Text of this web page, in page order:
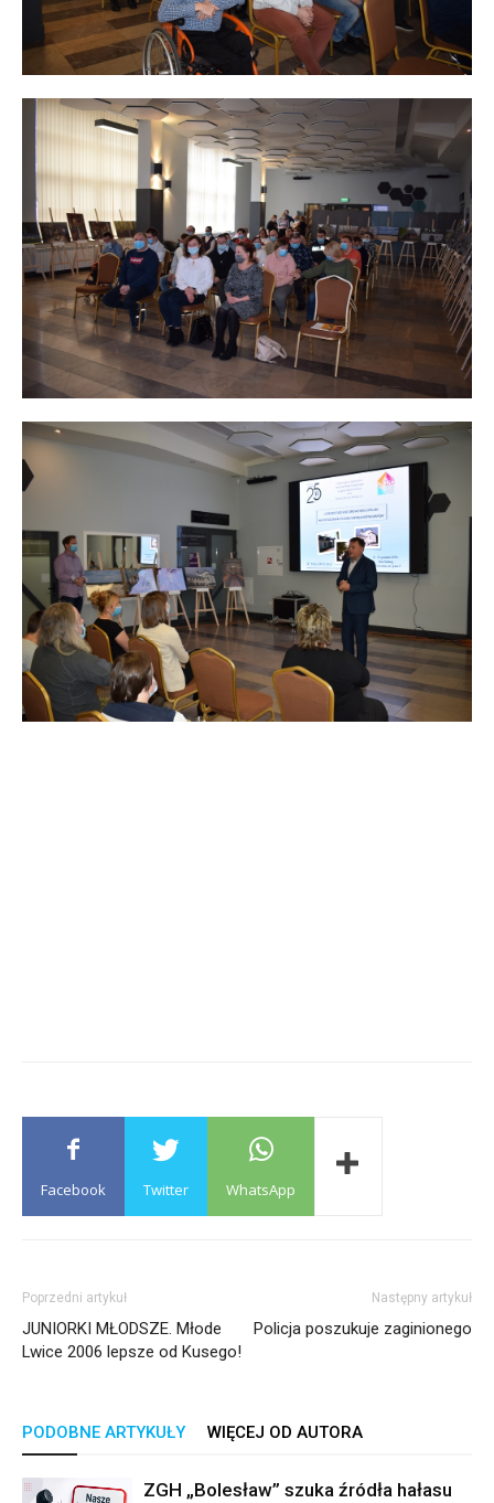
Facebook Twitter WhatsApp
Poprzedni artykuł
JUNIORKI MŁODSZE. Młode
Lwice 2006 lepsze od Kusego!
Następny artykuł
Policja poszukuje zaginionego
PODOBNE ARTYKUŁY WIĘCEJ OD AUTORA
ZGH „Bolesław” szuka źródła hałasu